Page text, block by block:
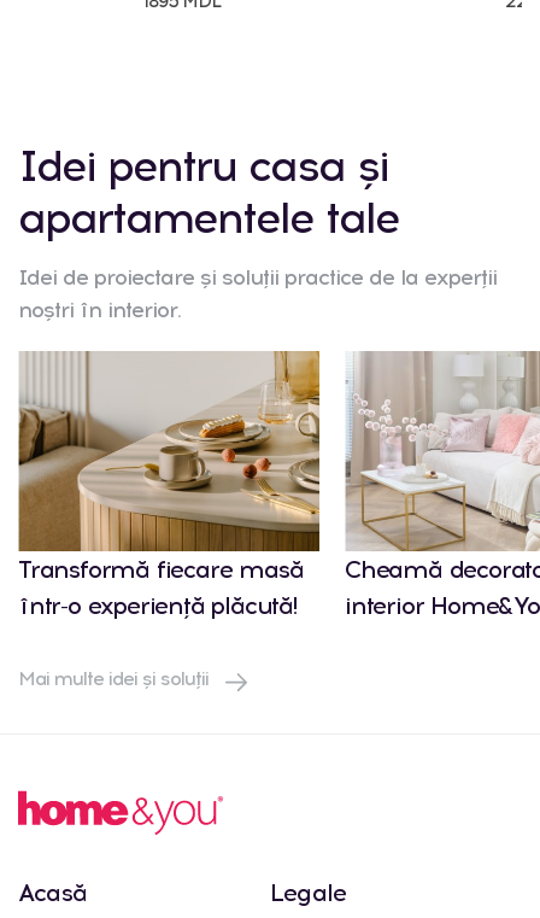
Idei pentru casa și
apartamentele tale
Idei de proiectare și soluții practice de la experții
noștri în interior.
Transformă fiecare masă
într-o experiență plăcută!
Cheamă
interior
Mai multe idei și soluții
Acasă Legale